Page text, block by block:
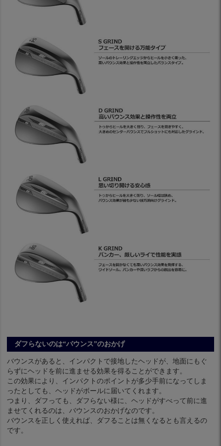
ダフらないのは“バウンス”のおかげ
バウンスがあると、インパクトで接地したヘッドが、地面にもぐ
らずにヘッドを前に進ませる効果を得ることができます。
この効果により、インパクトのポイントが多少手前になってしま
ったとしても、ヘッドがボールに届いてくれます。
つまり、ダフっても、ダフらない様に、ヘッドがすべって前に進
ませてくれるのは、バウンスのおかげなのです。
バウンスを正しく使えれば、ダフることは無くなるとも言えるの
です。